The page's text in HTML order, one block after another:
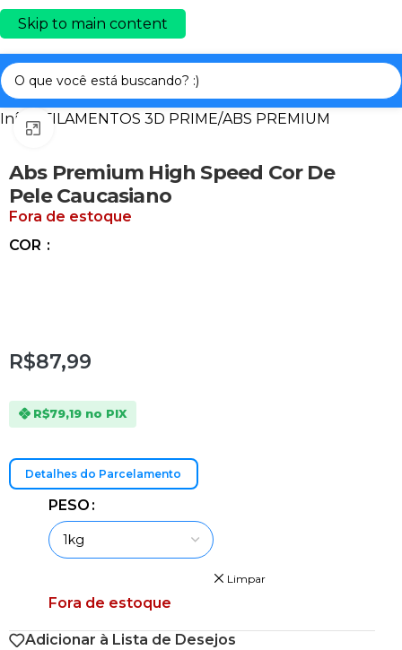
Skip to main content
Início/ FILAMENTOS 3D PRIME/ABS PREMIUM
Clique para ampliar
Abs Premium High Speed Cor De
Pele Caucasiano
Fora de estoque
COR
R$87,99
R$79,19 no PIX
Detalhes do Parcelamento
PESO
Limpar
Fora de estoque
Adicionar à Lista de Desejos